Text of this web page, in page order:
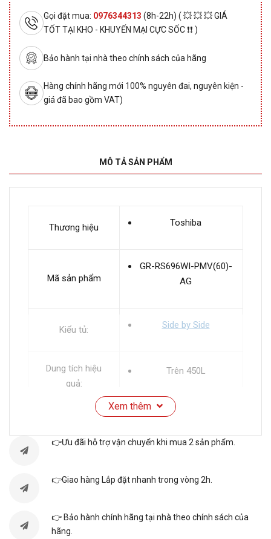
Gọi đặt mua: 0976344313 (8h-22h) ( 💥 💥 💥 GIÁ
TỐT TẠI KHO - KHUYẾN MẠI CỰC SỐC ❗❗ )
Bảo hành tại nhà theo chính sách của hãng
Hàng chính hãng mới 100% nguyên đai, nguyên kiện -
giá đã bao gồm VAT)
MÔ TẢ SẢN PHẨM
Thương hiệu Toshiba
Mã sản phẩm
GR-RS696WI-PMV(60)-
AG
Kiểu tủ: Side by Side
Dung tích hiệu
quả:
Trên 450L
Công nghệ Inverter
Khay kính chịu lực
Bảng điều khiển bên
Xem thêm
👉Ưu đãi hỗ trợ vận chuyển khi mua 2 sản phẩm.
👉Giao hàng Lắp đặt nhanh trong vòng 2h.
👉 Bảo hành chính hãng tại nhà theo chính sách của
hãng.